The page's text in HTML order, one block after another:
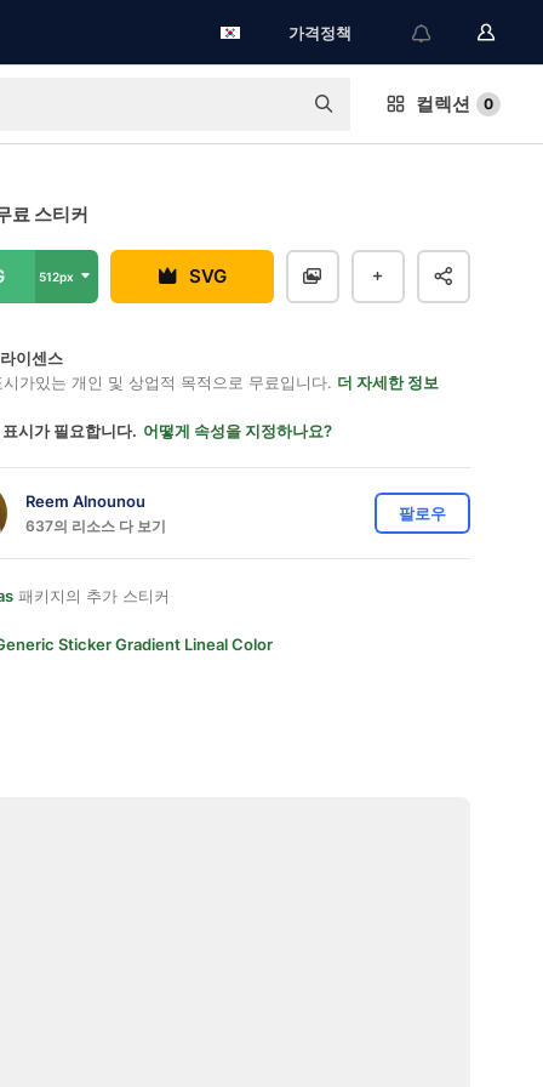
가격정책
컬렉션 0
료 스티커
512px SVG
이센스
가있는 개인 및 상업적 목적으로 무료입니다. 더 자세한 정보
시가 필요합니다. 어떻게 속성을 지정하나요?
Reem Alnounou
637의 리소스 다 보기
팔로우
패키지의 추가 스티커
Sticker Gradient Lineal Color